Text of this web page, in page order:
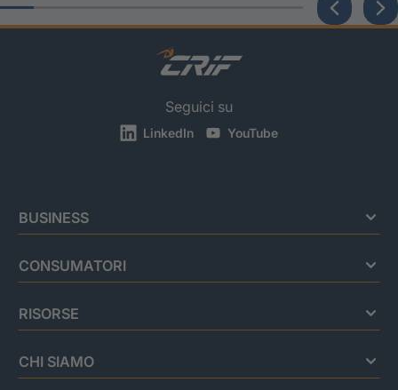
Seguici su
LinkedIn YouTube
BUSINESS
CONSUMATORI
RISORSE
CHI SIAMO